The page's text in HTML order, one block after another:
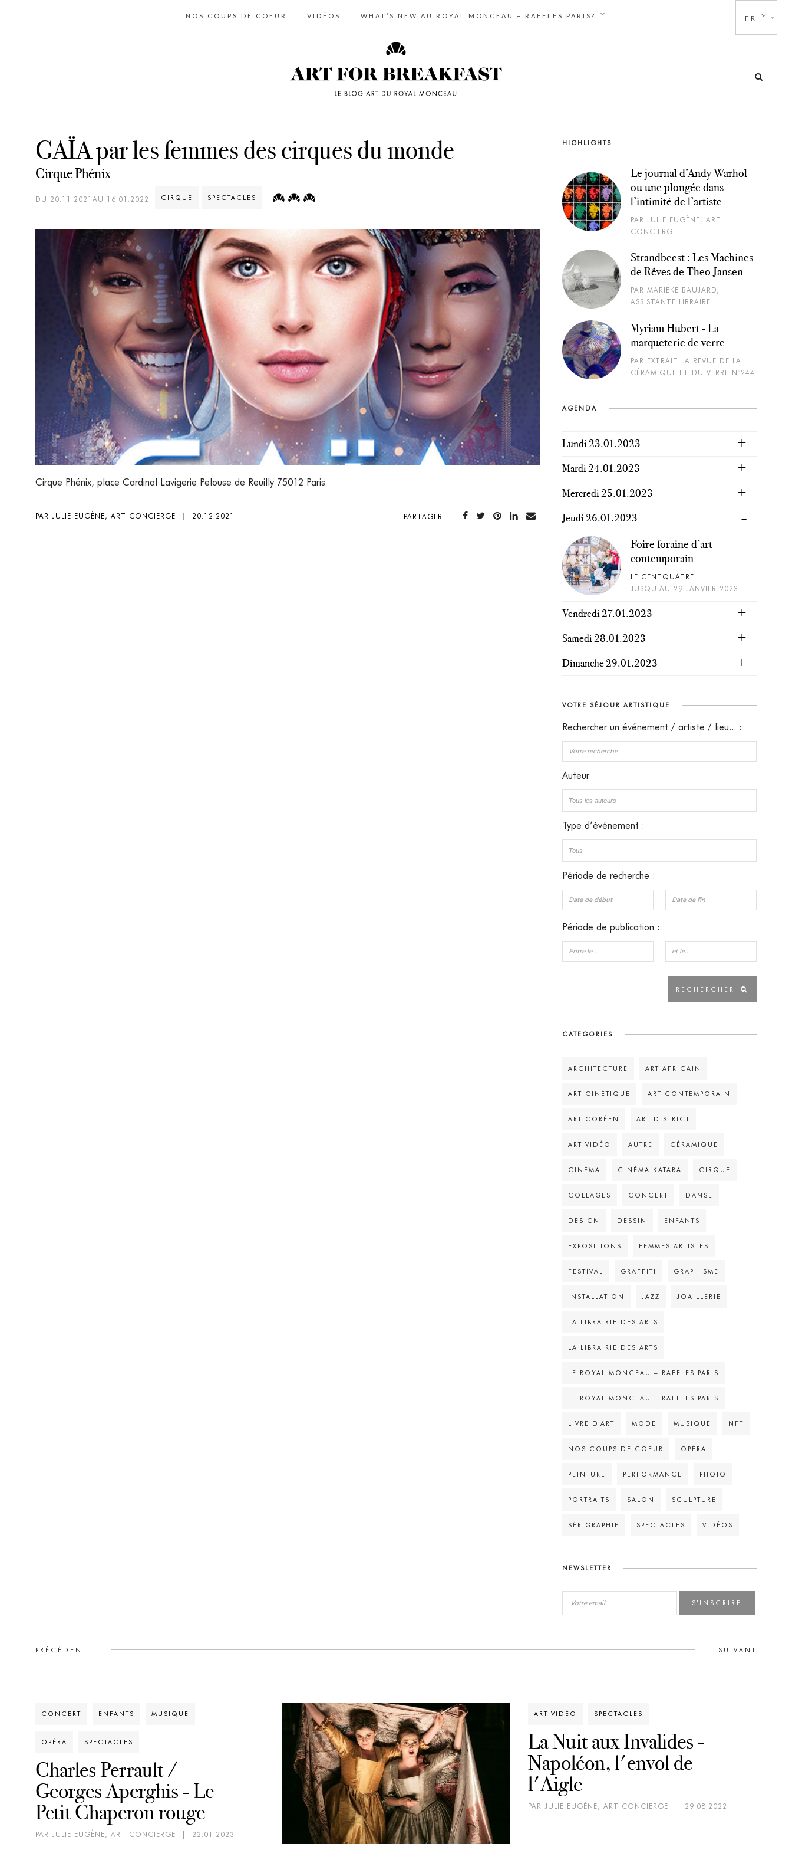
NOS COUPS DE COEUR VIDÉOS WHAT’S NEW AU ROYAL MONCEAU – RAFFLES PARIS? FR
GAÏA par les femmes des cirques du monde
Cirque Phénix
DU 20.11.2021AU 16.01.2022 CIRQUE SPECTACLES
Cirque Phénix, place Cardinal Lavigerie Pelouse de Reuilly 75012 Paris
PAR JULIE EUGÈNE, ART CONCIERGE | 20.12.2021 PARTAGER :
HIGHLIGHTS
Le journal d’Andy Warhol
ou une plongée dans
l’intimité de l’artiste
PAR JULIE EUGÈNE, ART
CONCIERGE
Strandbeest : Les Machines
de Rêves de Theo Jansen
PAR MARIEKE BAUJARD,
ASSISTANTE LIBRAIRE
Myriam Hubert - La
marqueterie de verre
PAR EXTRAIT LA REVUE DE LA
CÉRAMIQUE ET DU VERRE N°244
AGENDA
Lundi 23.01.2023
Mardi 24.01.2023
Mercredi 25.01.2023
Jeudi 26.01.2023
Foire foraine d’art
contemporain
LE CENTQUATRE
JUSQU'AU 29 JANVIER 2023
Vendredi 27.01.2023
Samedi 28.01.2023
Dimanche 29.01.2023
VOTRE SÉJOUR ARTISTIQUE
Rechercher un événement / artiste / lieu... :
Auteur
Type d’événement :
Période de recherche :
Période de publication :
CATEGORIES
ARCHITECTURE ART AFRICAIN
ART CINÉTIQUE ART CONTEMPORAIN
ART CORÉEN ART DISTRICT
ART VIDÉO AUTRE CÉRAMIQUE
CINÉMA CINÉMA KATARA CIRQUE
COLLAGES CONCERT DANSE
DESIGN DESSIN ENFANTS
EXPOSITIONS FEMMES ARTISTES
FESTIVAL GRAFFITI GRAPHISME
INSTALLATION JAZZ JOAILLERIE
LA LIBRAIRIE DES ARTS
LA LIBRAIRIE DES ARTS
LE ROYAL MONCEAU – RAFFLES PARIS
LE ROYAL MONCEAU – RAFFLES PARIS
LIVRE D'ART MODE MUSIQUE NFT
NOS COUPS DE COEUR OPÉRA
PEINTURE PERFORMANCE PHOTO
PORTRAITS SALON SCULPTURE
SÉRIGRAPHIE SPECTACLES VIDÉOS
NEWSLETTER
S'INSCRIRE
PRÉCÉDENT SUIVANT
CONCERT ENFANTS MUSIQUE
OPÉRA SPECTACLES
Charles Perrault /
Georges Aperghis - Le
Petit Chaperon rouge
PAR JULIE EUGÈNE, ART CONCIERGE 22.01.2023
ART VIDÉO SPECTACLES
La Nuit aux Invalides -
Napoléon, l'envol de
l'Aigle
PAR JULIE EUGÈNE, ART CONCIERGE 29.08.2022